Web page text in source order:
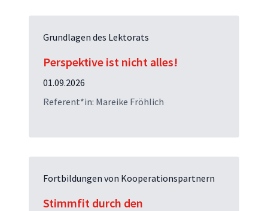
Grundlagen des Lektorats
Perspektive ist nicht alles!
01.09.2026
Referent*in: Mareike Fröhlich
Fortbildungen von Kooperationspartnern
Stimmfit durch den